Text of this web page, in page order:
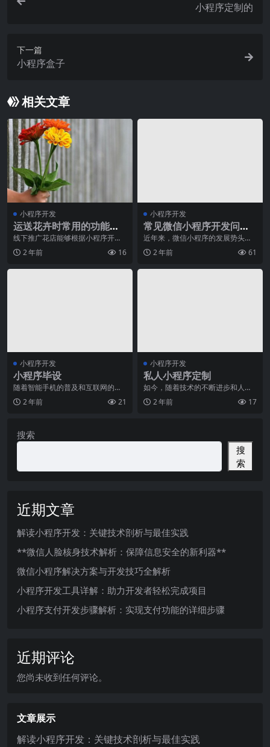
小程序定制的
下一篇
小程序盒子
相关文章
小程序开发
运送花卉时常用的功能适
合小程序开发
线下推广花店能够根据小程序开发
同一都市运送花卉的微信小程序，
迅速进行在线转换。在
2 年前 16
小程序开发
常见微信小程序开发问题
解决方案（一）
近年来，微信小程序的发展势头迅
猛，越来越多的开发者加入其中，
希望能够开发出功能强
2 年前 61
小程序开发
小程序毕设
随着智能手机的普及和互联网的发
展，移动应用已经成为人们日常生
活中不可或缺的一部分
2 年前 21
小程序开发
私人小程序定制
如今，随着技术的不断进步和人们
对个性化需求的不断增长，私人定
制成为一种趋势。无论
2 年前 17
搜索
搜
索
近期文章
解读小程序开发：关键技术剖析与最佳实践
**微信人脸核身技术解析：保障信息安全的新利器**
微信小程序解决方案与开发技巧全解析
小程序开发工具详解：助力开发者轻松完成项目
小程序支付开发步骤解析：实现支付功能的详细步骤
近期评论
您尚未收到任何评论。
文章展示
解读小程序开发：关键技术剖析与最佳实践